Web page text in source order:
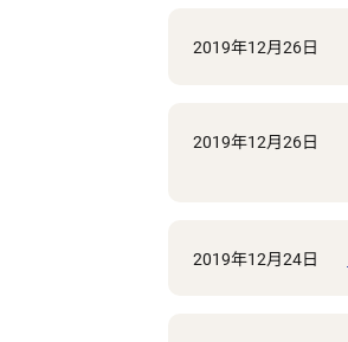
2019年12月26日
2019年12月26日
2019年12月24日